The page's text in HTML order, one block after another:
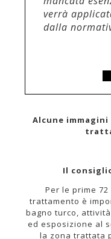
verrà
dalla
Alcune
Il
Per le prime
trattamento è
bagno turco,
ed esposizione al
la zona trattata